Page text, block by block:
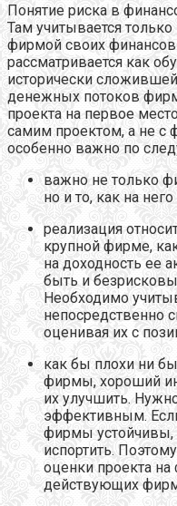
Понятие риска в
Там учитывается
фирмой своих
рассматривается как
исторически
денежных потоков
проекта на первое
самим проектом, а не с
особенно важно по
важно не только
но и то, как на
реализация
крупной фирме,
на доходность ее
быть и
Необходимо
непосредственно
оценивая их с
как бы плохи ни
фирмы, хороший
их улучшить.
эффективным.
фирмы устойчивы,
испортить.
оценки проекта на
действующих